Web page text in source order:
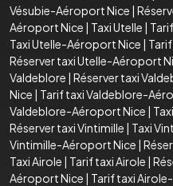
Vésubie-Aéroport Nice |
Aéroport Nice | Taxi Utelle |
Taxi Utelle-Aéroport Nice |
Réserver taxi Utelle-Aéroport
Valdeblore | Réserver taxi
Nice | Tarif taxi Valdeblore-
Valdeblore-Aéroport Nice |
Réserver taxi Vintimille | Taxi
Vintimille-Aéroport Nice |
Taxi Airole | Tarif taxi Airole |
Aéroport Nice | Tarif taxi